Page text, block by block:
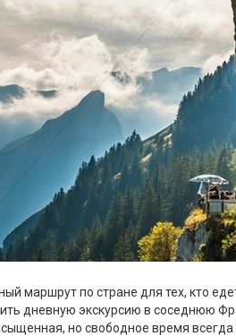
маршрут по стране для тех, кто
дневную экскурсию в соседнюю
но свободное время